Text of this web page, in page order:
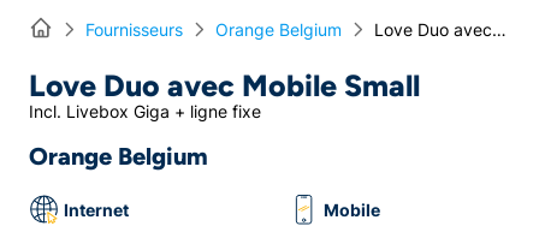
Home Fournisseurs Orange Belgium Love Duo avec Mobile Small
Love Duo avec Mobile Small
Incl. Livebox Giga + ligne fixe
Orange Belgium
Internet
Mobile